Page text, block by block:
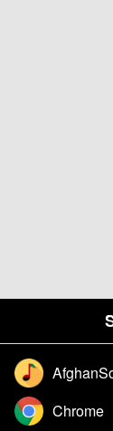
Chrome
Designed and